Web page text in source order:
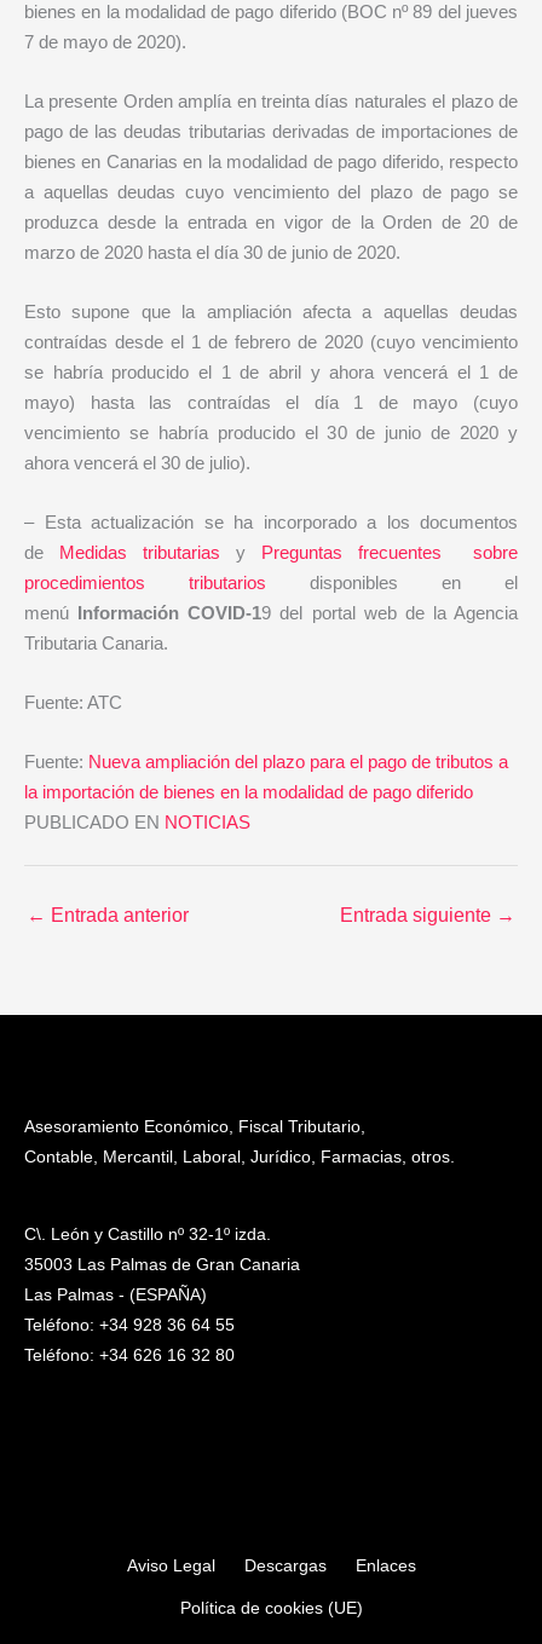
bienes en la modalidad de pago diferido (BOC nº 89 del jueves
7 de mayo de 2020).
La presente Orden amplía en treinta días naturales el plazo de
pago de las deudas tributarias derivadas de importaciones de
bienes en Canarias en la modalidad de pago diferido, respecto
a aquellas deudas cuyo vencimiento del plazo de pago se
produzca desde la entrada en vigor de la Orden de 20 de
marzo de 2020 hasta el día 30 de junio de 2020.
Esto supone que la ampliación afecta a aquellas deudas
contraídas desde el 1 de febrero de 2020 (cuyo vencimiento
se habría producido el 1 de abril y ahora vencerá el 1 de
mayo) hasta las contraídas el día 1 de mayo (cuyo
vencimiento se habría producido el 30 de junio de 2020 y
ahora vencerá el 30 de julio).
– Esta actualización se ha incorporado a los documentos
de Medidas tributarias y Preguntas frecuentes sobre
procedimientos tributarios disponibles en el
menú Información COVID-19 del portal web de la Agencia
Tributaria Canaria.
Fuente: ATC
Fuente: Nueva ampliación del plazo para el pago de tributos a
la importación de bienes en la modalidad de pago diferido
PUBLICADO EN NOTICIAS
← Entrada anterior Entrada siguiente →
Asesoramiento Económico, Fiscal Tributario,
Contable, Mercantil, Laboral, Jurídico, Farmacias, otros.
C\. León y Castillo nº 32-1º izda.
35003 Las Palmas de Gran Canaria
Las Palmas - (ESPAÑA)
Teléfono: +34 928 36 64 55
Teléfono: +34 626 16 32 80
Aviso Legal Descargas Enlaces
Política de cookies (UE)